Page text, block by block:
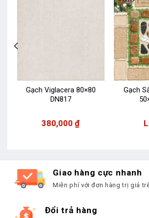
Gạch Viglacera 80×80
DN817
380,000₫
Gạch
Giao hàng cực nhanh
Miễn phí với đơn hàng trị giá
Đổi trả hàng